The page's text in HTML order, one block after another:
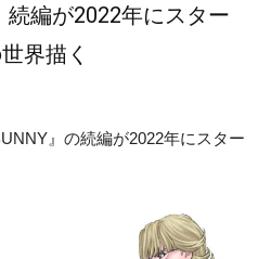
続編が2022年にスター
界描く
』の続編が2022年にスター